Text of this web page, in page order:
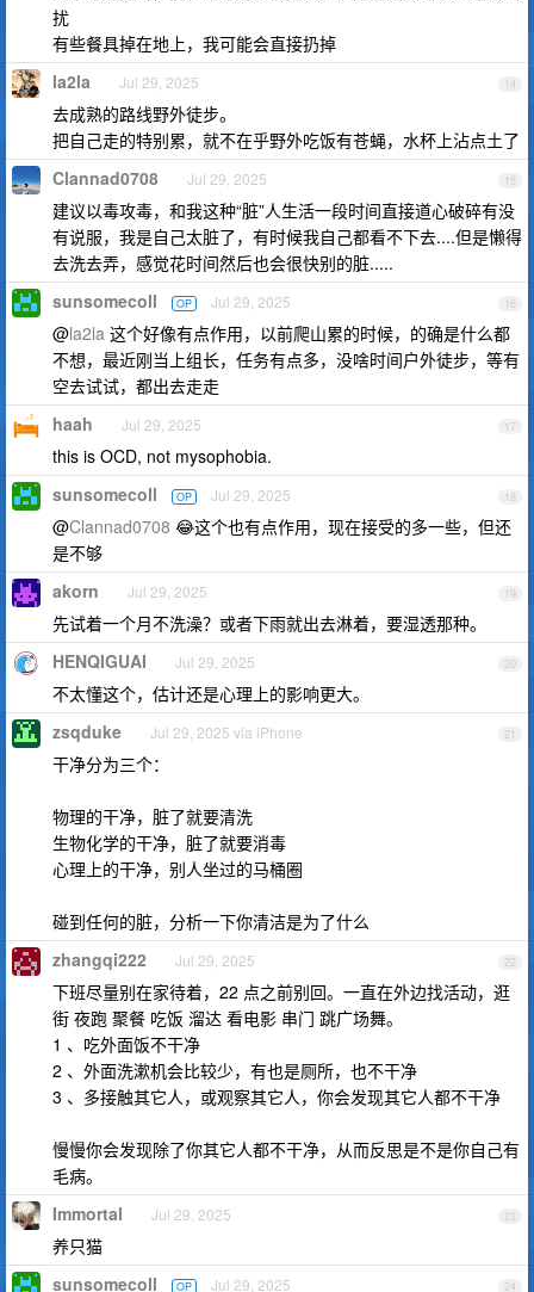
扰
有些餐具掉在地上，我可能会直接扔掉
14
la2la Jul 29, 2025
去成熟的路线野外徒步。
把自己走的特别累，就不在乎野外吃饭有苍蝇，水杯上沾点土了
15
Clannad0708 Jul 29, 2025
建议以毒攻毒，和我这种“脏”人生活一段时间直接道心破碎有没
有说服，我是自己太脏了，有时候我自己都看不下去....但是懒得
去洗去弄，感觉花时间然后也会很快别的脏.....
16
sunsomecoll OP Jul 29, 2025
@la2la 这个好像有点作用，以前爬山累的时候，的确是什么都
不想，最近刚当上组长，任务有点多，没啥时间户外徒步，等有
空去试试，都出去走走
17
haah Jul 29, 2025
this is OCD, not mysophobia.
18
sunsomecoll OP Jul 29, 2025
@Clannad0708 😂这个也有点作用，现在接受的多一些，但还
是不够
19
akorn Jul 29, 2025
先试着一个月不洗澡？或者下雨就出去淋着，要湿透那种。
20
HENQIGUAI Jul 29, 2025
不太懂这个，估计还是心理上的影响更大。
21
zsqduke Jul 29, 2025 via iPhone
干净分为三个：
物理的干净，脏了就要清洗
生物化学的干净，脏了就要消毒
心理上的干净，别人坐过的马桶圈
碰到任何的脏，分析一下你清洁是为了什么
22
zhangqi222 Jul 29, 2025
下班尽量别在家待着，22 点之前别回。一直在外边找活动，逛
街 夜跑 聚餐 吃饭 溜达 看电影 串门 跳广场舞。
1 、吃外面饭不干净
2 、外面洗漱机会比较少，有也是厕所，也不干净
3 、多接触其它人，或观察其它人，你会发现其它人都不干净
慢慢你会发现除了你其它人都不干净，从而反思是不是你自己有
毛病。
23
Immortal Jul 29, 2025
养只猫
24
sunsomecoll OP Jul 29, 2025